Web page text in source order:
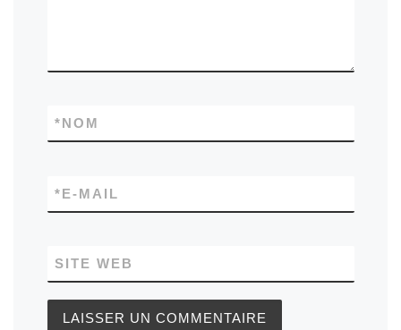
NOM
*
E-MAIL
*
SITE WEB